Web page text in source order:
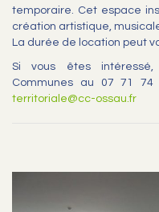
temporaire. Cet espace
création artistique,
La durée de location peut
Si vous êtes
Communes au 07 71
territoriale@cc-ossau.fr